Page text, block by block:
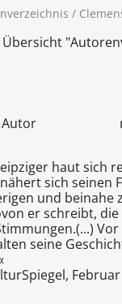
/
haut sich
sich seinen
und beinahe
er schreibt,
seine